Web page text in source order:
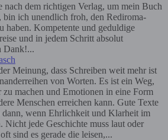
nach dem richtigen Verlag, um mein Buch
bin ich unendlich froh, den Rediroma-
haben. Kompetente und geduldige
und in jedem Schritt absolut
Dank!...
Meinung, dass Schreiben weit mehr ist
von Worten. Es ist ein Weg,
zu machen und Emotionen in eine Form
Menschen erreichen kann. Gute Texte
dann, wenn Ehrlichkeit und Klarheit im
Nicht jede Geschichte muss laut oder
sind es gerade die leisen,...